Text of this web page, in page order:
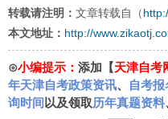
转载请注明： 文章转载自（
本文地址： http://
⊙小编提示： 添加【天津自考
年天津自考政策资讯、 自考报
询时间 以及领取历年真题资料